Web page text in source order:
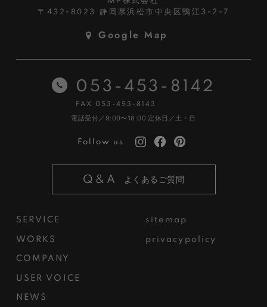
〒432-8023静岡県浜松市中央区鴨江3-2-7
Google Map
SERVICE
WORKS
COMPANY
USER VOICE
NEWS
sitemap
privacypolicy
053-453-8142
FAX 053-453-8143
電話受付／9:00〜18:00 定休日／土・日
Follow us
Q&A よくあるご質問